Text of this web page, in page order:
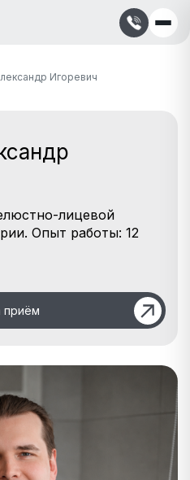
Игоревич
лицевой
Опыт работы: 12
приём